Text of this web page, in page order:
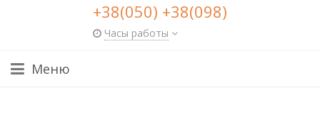
+38(050) +38(098)
Часы работы
Меню